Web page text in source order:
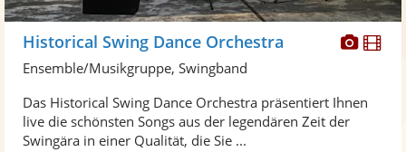
Fotos
Historical Swing Dance Orchestra
Ensemble/Musikgruppe, Swingband
Das Historical Swing Dance Orchestra präsentiert Ihnen
live die schönsten Songs aus der legendären Zeit der
Swingära in einer Qualität, die Sie ...